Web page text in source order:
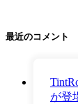
最近のコメント
が登